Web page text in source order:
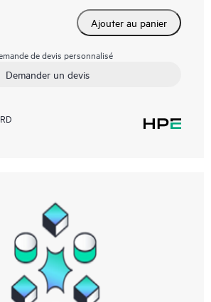
Ajouter au panier
de devis personnalisé
Demander un devis